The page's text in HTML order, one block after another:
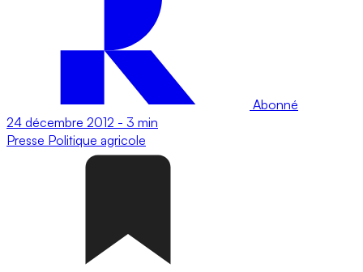
Abonné
24 décembre 2012 - 3 min
Presse Politique agricole